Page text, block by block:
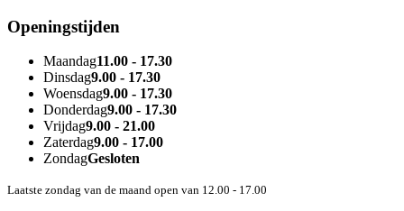
Openingstijden
Maandag11.00 - 17.30
Dinsdag9.00 - 17.30
Woensdag9.00 - 17.30
Donderdag9.00 - 17.30
Vrijdag9.00 - 21.00
Zaterdag9.00 - 17.00
ZondagGesloten
Laatste zondag van de maand open van 12.00 - 17.00